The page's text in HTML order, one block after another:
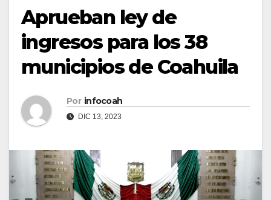
Aprueban ley de
ingresos para los 38
municipios de Coahuila
Por infocoah
DIC 13, 2023